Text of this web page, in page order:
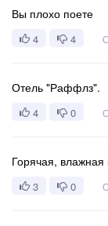
Вы плохо поете
4 4
Отель "Раффлз".
4 0
Горячая, влажная
3 0